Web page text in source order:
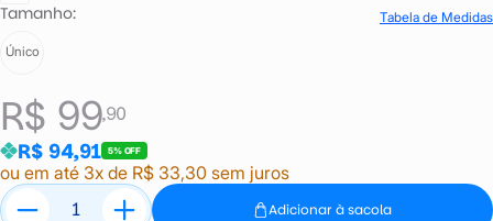
R$ 99,90
R$ 94,91 5% OFF
ou em até 3x de R$ 33,30 sem juros
Tamanho: Tabela de Medidas
Único
Adicionar à sacola